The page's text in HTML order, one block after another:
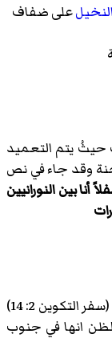
النخيلعلى ضفاف
حيثُ يتم التعميد
وقد جاء في نص
أنا بين النورانيين
،و كما جاء في الكتاب المقدس (سفر التكوين 2: 14)
انها في جنوب